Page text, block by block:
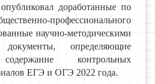
доработанные по
профессионального
научно-методическими
определяющие
контрольных
ЕГЭ и ОГЭ 2022 года.